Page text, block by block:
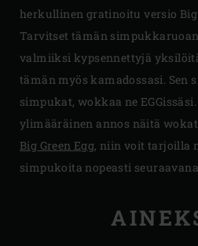
herkullinen gratinoitu versio Big
Tarvitset tämän
valmiiksi kypsennettyjä
tämän myös kamadossasi. Sen
simpukat, wokkaa ne
ylimääräinen annos näitä
Big Green Egg, niin voit tarjoilla
simpukoita nopeasti